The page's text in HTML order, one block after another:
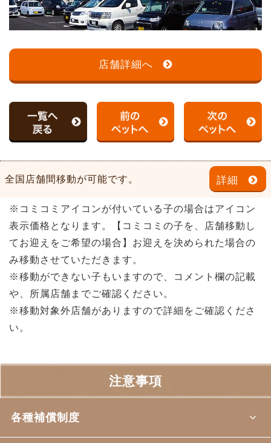
店舗詳細へ
全国店舗間移動が可能です。 詳細
※コミコミアイコンが付いている子の場合はアイコン
表示価格となります。【コミコミの子を、店舗移動し
てお迎えをご希望の場合】お迎えを決められた場合の
み移動させていただきます。
※移動ができない子もいますので、コメント欄の記載
や、所属店舗までご確認ください。
※移動対象外店舗がありますので詳細をご確認くださ
い。
注意事項
各種補償制度